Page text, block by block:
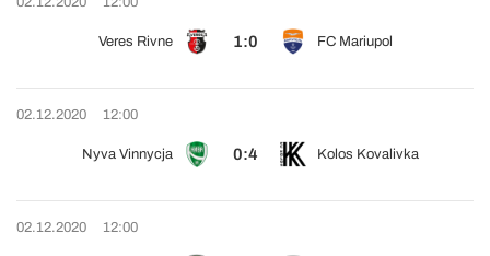
Veres Rivne 1:0 FC Mariupol
02.12.2020 12:00
Nyva Vinnycja 0:4 Kolos Kovalivka
02.12.2020 12:00